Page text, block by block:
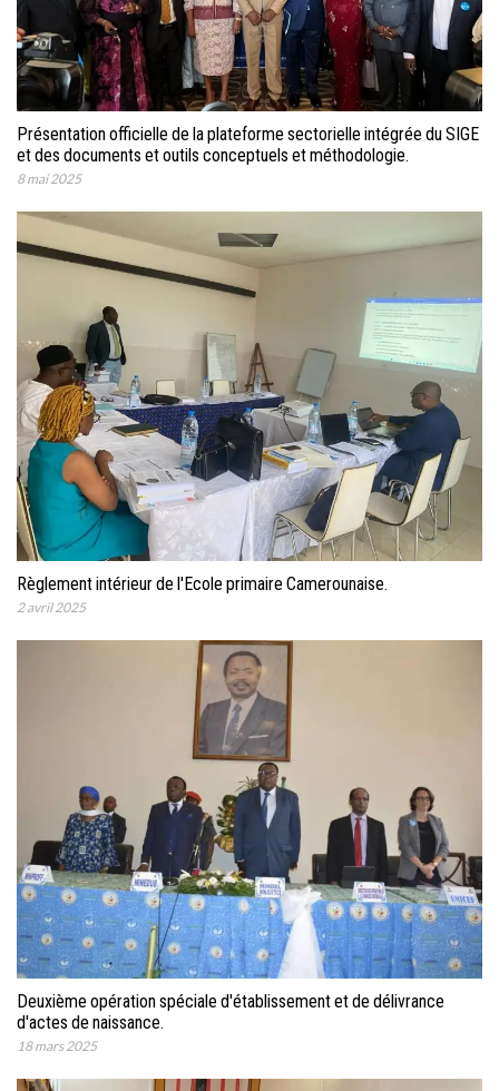
Présentation officielle de la plateforme sectorielle intégrée du SIGE
et des documents et outils conceptuels et méthodologie.
8 mai 2025
Règlement intérieur de l'Ecole primaire Camerounaise.
2 avril 2025
Deuxième opération spéciale d'établissement et de délivrance
d'actes de naissance.
18 mars 2025